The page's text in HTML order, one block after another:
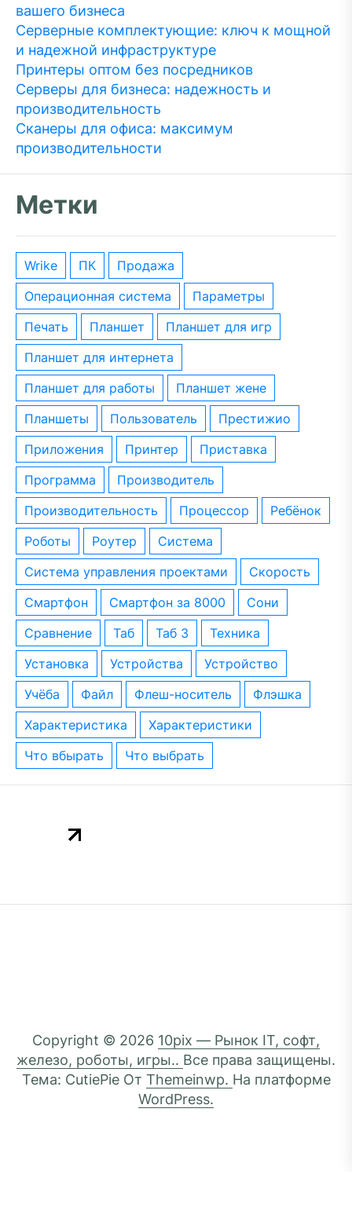
вашего бизнеса
Серверные комплектующие: ключ к мощной
и надежной инфраструктуре
Принтеры оптом без посредников
Серверы для бизнеса: надежность и
производительность
Сканеры для офиса: максимум
производительности
Метки
wrike ПК
Продажа
операционная система
параметры
печать
планшет
планшет для игр
планшет для интернета
планшет для работы
планшет жене
планшеты
пользователь
престижио
приложения
принтер
приставка
программа
производитель
производительность
процессор
ребёнок
роботы
роутер
система
система управления проектами
скорость
смартфон
смартфон за 8000
сони
сравнение
таб таб 3
техника
установка
устройства
устройство
учёба
файл флеш-носитель
флэшка
характеристика
характеристики
что вбырать
что выбрать
Copyright © 2026 10pix — Рынок IT, софт,
железо, роботы, игры.. Все права защищены.
Тема: CutiePie От Themeinwp. На платформе
WordPress.